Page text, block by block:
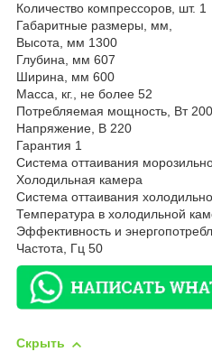
Количество компрессоров, шт. 1
Габаритные размеры, мм,
Высота, мм 1300
Глубина, мм 607
Ширина, мм 600
Масса, кг., не более 52
Потребляемая мощность, Вт 200
Напряжение, В 220
Гарантия 1
Система оттаивания
Холодильная камера
Система оттаивания
Температура в холодильной
Эффективность и
Частота, Гц 50
Скрыть